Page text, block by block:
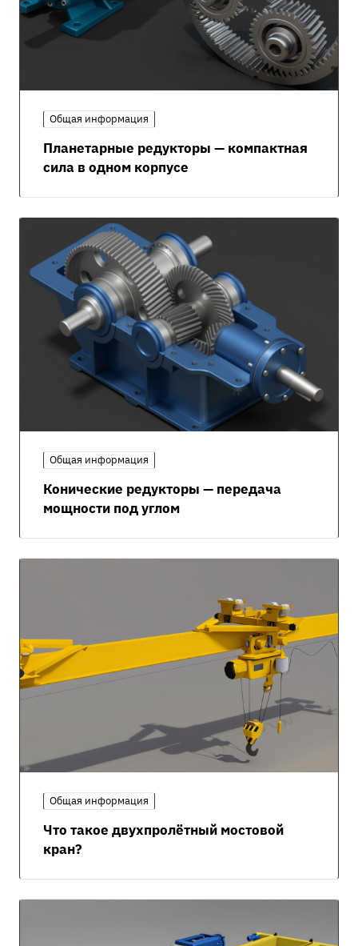
Общая информация
Планетарные редукторы — компактная
сила в одном корпусе
Общая информация
Конические редукторы — передача
мощности под углом
Общая информация
Что такое двухпролётный мостовой
кран?